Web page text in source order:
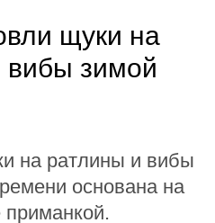
щуки на
вибы зимой
на ратлины и вибы
основана на
приманкой.